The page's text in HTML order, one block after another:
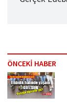
ÖNCEKİ HABER